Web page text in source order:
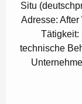
Situ
Adresse: After
Tätigkeit:
technische